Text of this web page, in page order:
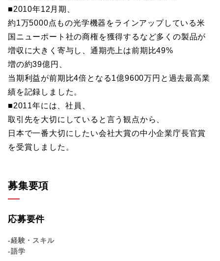
■2010年12月期、
約1万5000点もの光学機器をラインアップしている米
国ニューポート社の商権を獲得するなど多くの製品が
増収に大きく寄与し、通期売上は前期比49%
増の約39億円、
当期利益が前期比4倍となる1億9600万円と過去最高業
績を記録しました。
■2011年には、社員、
取引先を大切にしていると言う観点から、
日本で一番大切にしたい会社大賞の中小企業庁長官賞
を受賞しました。
募集要項
応募要件
-経験・スキル
-語学